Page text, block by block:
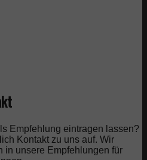
Empfehlung eintragen lassen?
Kontakt zu uns auf. Wir
in unsere Empfehlungen für